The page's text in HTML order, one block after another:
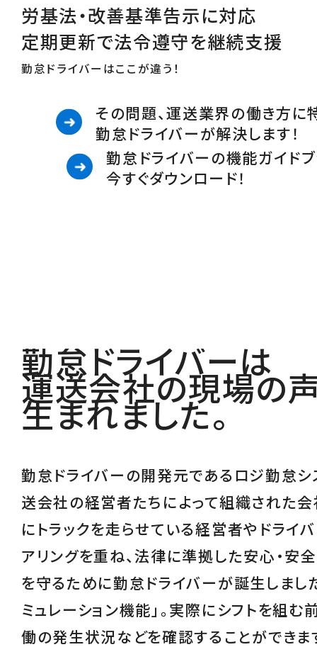
労基法・改善基準告示に対応
定期更新で法令遵守を継続支援
勤怠ドライバーはここが違う！
その問題、運送業界の働き方に
勤怠ドライバーが解決します！
勤怠ドライバーの機能ガイド
今すぐダウンロード！
勤怠ドライバーは
運送会社の現場の
生まれました。
勤怠ドライバーの開発元であるロジ勤怠シ
送会社の経営者たちによって組織された
にトラックを走らせている経営者やドライ
アリングを重ね、法律に準拠した安心・安
を守るために勤怠ドライバーが誕生しまし
ミュレーション機能 」。実際にシフトを組
働の発生状況などを確認することができま